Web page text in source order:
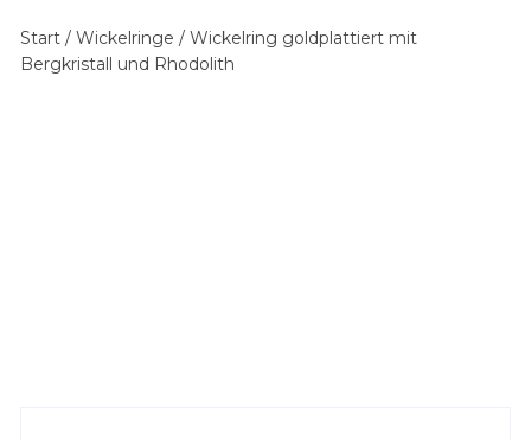
Start /Wickelringe / Wickelring goldplattiert mit
Bergkristall und Rhodolith